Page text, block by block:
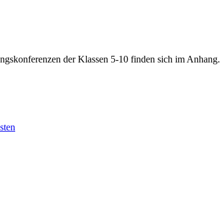
der Klassen 5-10 finden sich im Anhang.